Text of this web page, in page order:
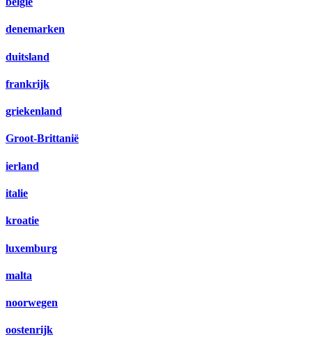
denemarken
duitsland
frankrijk
griekenland
Groot-Brittanië
ierland
italie
kroatie
luxemburg
malta
noorwegen
oostenrijk